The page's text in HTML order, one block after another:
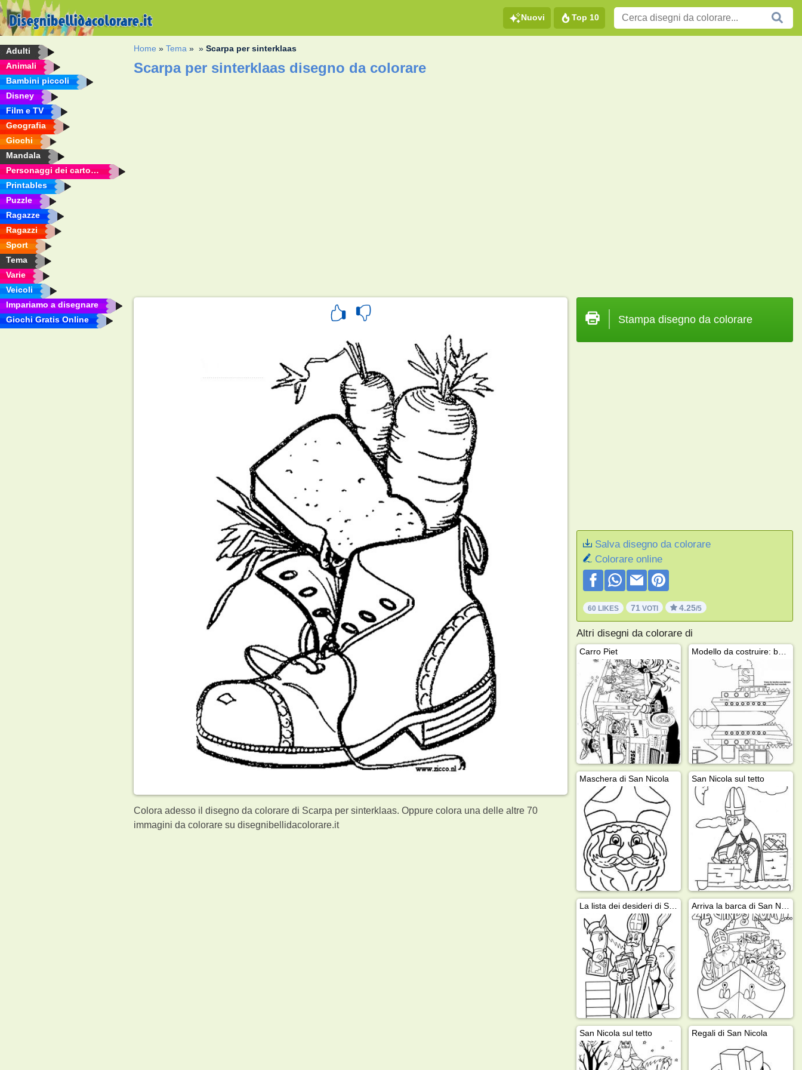
Nuovi Top 10
Adulti
Animali
Bambini piccoli
Disney
Film e TV
Geografia
Giochi
Mandala
Personaggi dei cartoni animati
Printables
Puzzle
Ragazze
Ragazzi
Sport
Tema
Varie
Veicoli
Impariamo a disegnare
Giochi Gratis Online
Home »Tema » »Scarpa per sinterklaas
Scarpa per sinterklaas disegno da colorare
Colora adesso il disegno da colorare di Scarpa per sinterklaas. Oppure colora una delle altre 70
immagini da colorare su disegnibellidacolorare.it
Stampa disegno da colorare
Salva disegno da colorare
Colorare online
60 LIKES 71 VOTI 4.25/5
Altri disegni da colorare di
Carro Piet Modello da costruire: barca
Maschera di San Nicola San Nicola sul tetto
La lista dei desideri di San Nicola
San Nicola sul tetto Regali di San Nicola